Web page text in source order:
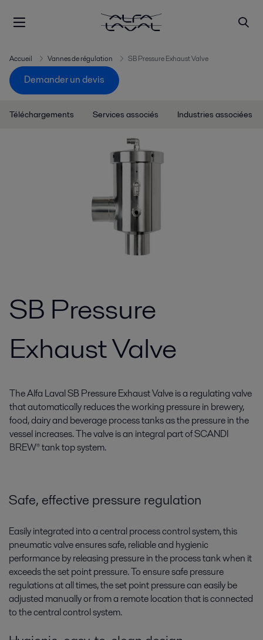
Accueil Vannes de régulation SB Pressure Exhaust Valve
Demander un devis
Téléchargements Services associés Industries associées
SB Pressure
Exhaust Valve
The Alfa Laval SB Pressure Exhaust Valve is a regulating valve
that automatically reduces the working pressure in brewery,
food, dairy and beverage process tanks as the pressure in the
vessel increases. The valve is an integral part of SCANDI
BREW® tank top system.
Safe, effective pressure regulation
Easily integrated into a central process control system, this
pneumatic valve ensures safe, reliable and hygienic
performance by releasing pressure in the process tank when it
exceeds the set point pressure. To ensure safe pressure
regulations at all times, the set point pressure can easily be
adjusted manually or from a remote location that is connected
to the central control system.